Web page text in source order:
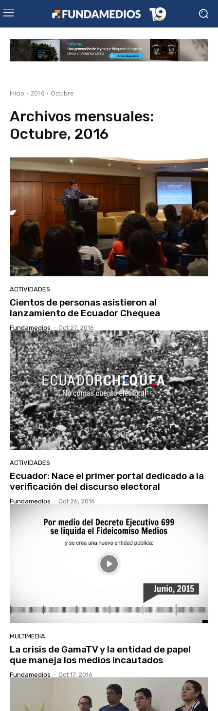
Inicio 2016 Octubre
Archivos mensuales:
Octubre, 2016
ACTIVIDADES
Cientos de personas asistieron al
lanzamiento de Ecuador Chequea
Fundamedios - Oct 27, 2016
ACTIVIDADES
Ecuador: Nace el primer portal dedicado a la
verificación del discurso electoral
Fundamedios - Oct 26, 2016
MULTIMEDIA
La crisis de GamaTV y la entidad de papel
que maneja los medios incautados
Fundamedios - Oct 17, 2016